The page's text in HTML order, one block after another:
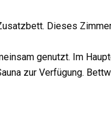
Dieses
genutzt. Im
zur Verfügung.